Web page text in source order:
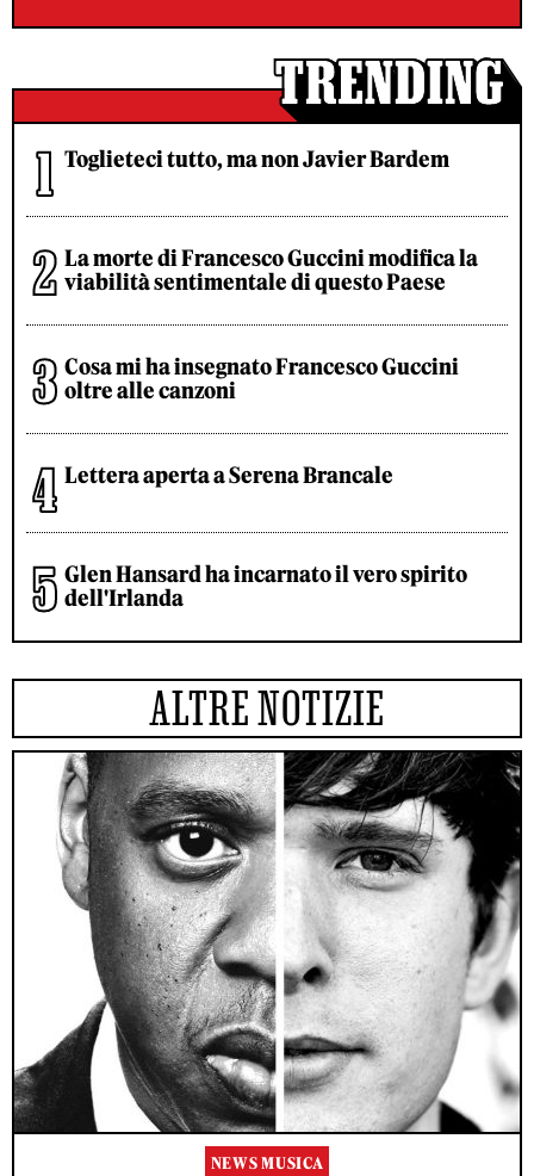
Toglieteci tutto, ma non Javier Bardem
La morte di Francesco Guccini modifica la
viabilità sentimentale di questo Paese
Cosa mi ha insegnato Francesco Guccini
oltre alle canzoni
Lettera aperta a Serena Brancale
Glen Hansard ha incarnato il vero spirito
dell'Irlanda
ALTRE NOTIZIE
NEWS MUSICA